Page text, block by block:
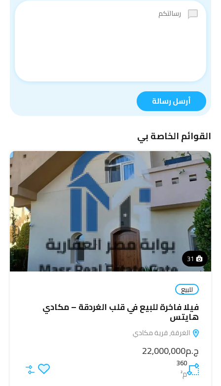
أرسل رسالة
القوائم الخاصة بي
31
للبيع
فيلا فاخرة للبيع في قلب الغردقة – مكادي
هايتس
الغرقة، قرية مكادي
ج.م22,000,000
360
م²